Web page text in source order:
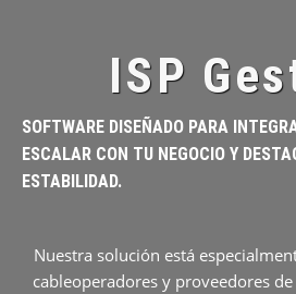
ISP
SOFTWARE DISEÑADO PARA
ESCALAR CON TU NEGOCIO Y
ESTABILIDAD.
Nuestra solución está
cableoperadores y proveedores